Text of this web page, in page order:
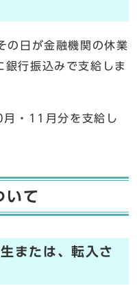
の日が金融機関の休業
銀行振込みで支給しま
・11月分を支給し
いて
または、転入さ